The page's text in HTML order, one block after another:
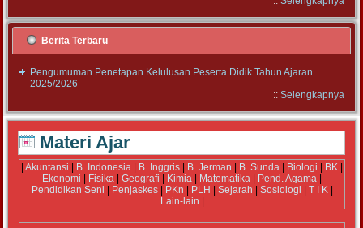
Berita Terbaru
Pengumuman Penetapan Kelulusan Peserta Didik Tahun Ajaran
2025/2026
:: Selengkapnya
Materi Ajar
|Akuntansi B. Indonesia B. Inggris B. Jerman B. Sunda Biologi BK
Ekonomi
Fisika |Geografi Kimia Matematika Pend. Agama
Pendidikan Seni
Penjaskes| PKn PLH Sejarah Sosiologi T I K|
Lain-lain